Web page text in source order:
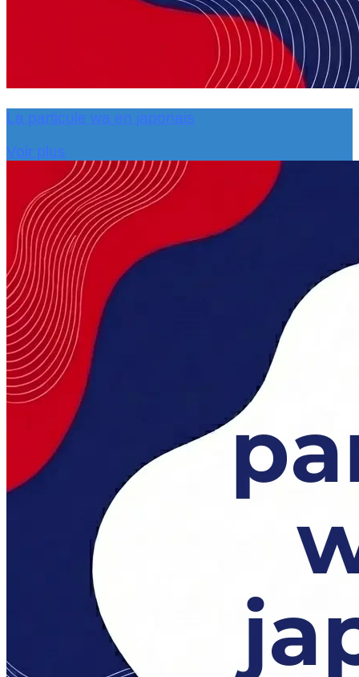
La particule wa en japonais
Voir plus